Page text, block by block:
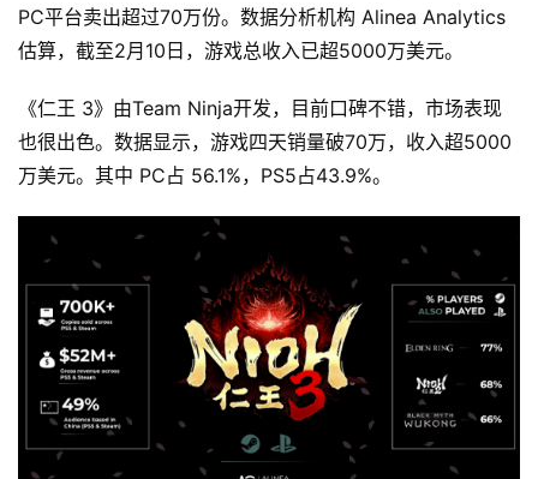
PC平台卖出超过70万份。数据分析机构 Alinea Analytics
估算，截至2月10日，游戏总收入已超5000万美元。
《仁王 3》由Team Ninja开发，目前口碑不错，市场表现
也很出色。数据显示，游戏四天销量破70万，收入超5000
万美元。其中 PC占 56.1%，PS5占43.9%。